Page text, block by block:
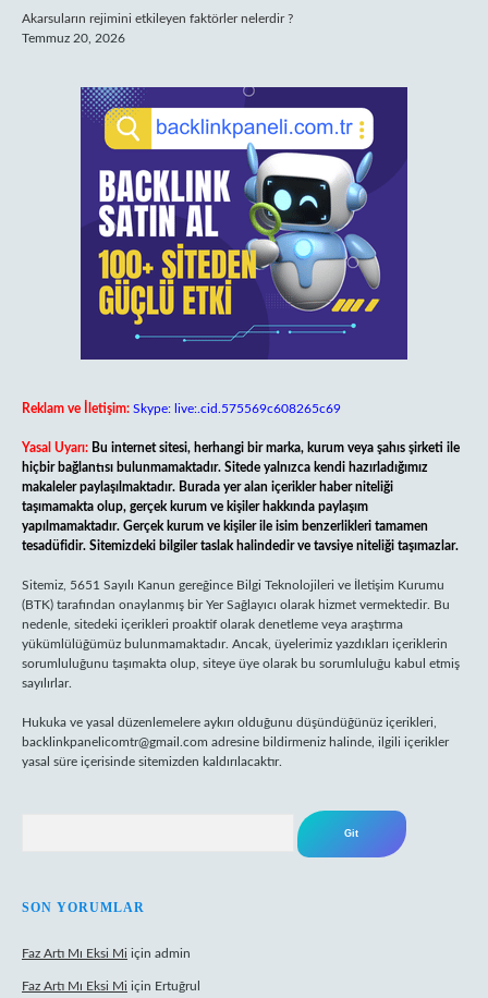
Akarsuların rejimini etkileyen faktörler nelerdir ?
Temmuz 20, 2026
Reklam ve İletişim: Skype: live:.cid.575569c608265c69
Yasal Uyarı: Bu internet sitesi, herhangi bir marka, kurum veya şahıs şirketi ile
hiçbir bağlantısı bulunmamaktadır. Sitede yalnızca kendi hazırladığımız
makaleler paylaşılmaktadır. Burada yer alan içerikler haber niteliği
taşımamakta olup, gerçek kurum ve kişiler hakkında paylaşım
yapılmamaktadır. Gerçek kurum ve kişiler ile isim benzerlikleri tamamen
tesadüfidir. Sitemizdeki bilgiler taslak halindedir ve tavsiye niteliği taşımazlar.
Sitemiz, 5651 Sayılı Kanun gereğince Bilgi Teknolojileri ve İletişim Kurumu
(BTK) tarafından onaylanmış bir Yer Sağlayıcı olarak hizmet vermektedir. Bu
nedenle, sitedeki içerikleri proaktif olarak denetleme veya araştırma
yükümlülüğümüz bulunmamaktadır. Ancak, üyelerimiz yazdıkları içeriklerin
sorumluluğunu taşımakta olup, siteye üye olarak bu sorumluluğu kabul etmiş
sayılırlar.
Hukuka ve yasal düzenlemelere aykırı olduğunu düşündüğünüz içerikleri,
backlinkpanelicomtr@gmail.com adresine bildirmeniz halinde, ilgili içerikler
yasal süre içerisinde sitemizden kaldırılacaktır.
SON YORUMLAR
Faz Artı Mı Eksi Mi için admin
Faz Artı Mı Eksi Mi için Ertuğrul